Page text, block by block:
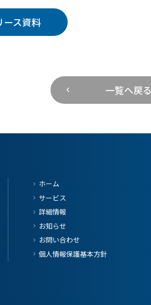
ース資料
一覧へ戻る
ホーム
サービス
詳細情報
お知らせ
お問い合わせ
個人情報保護基本方針